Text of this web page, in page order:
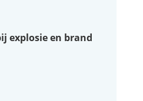
explosie en brand